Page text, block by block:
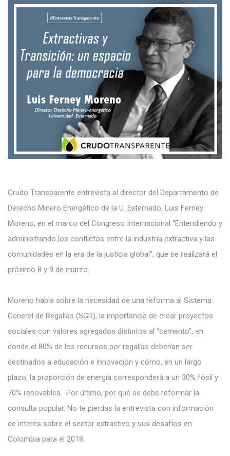
Crudo Transparente entrevista al director del Departamento de
Derecho Minero Energético de la U. Externado, Luis Ferney
Moreno, en el marco del Congreso Internacional “Entendiendo y
administrando los conflictos entre la industria extractiva y las
comunidades en la era de la justicia global”, que se realizará el
próximo 8 y 9 de marzo.
Moreno habla sobre la necesidad de una reforma al Sistema
General de Regalías (SGR), la importancia de crear proyectos
sociales con valores agregados distintos al “cemento”, en
donde el 80% de los recursos por regalías deberían ser
destinados a educación e innovación y cómo, en un largo
plazo, la proporción de energía corresponderá a un 30% fósil y
70% renovables. Por último, por qué se debe reformar la
consulta popular. No te pierdas la entrevista con información
de interés sobre el sector extractivo y sus desafíos en
Colombia para el 2018.